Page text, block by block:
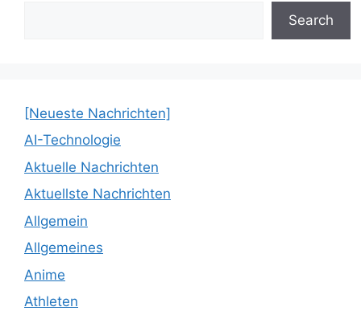
Search
[Neueste Nachrichten]
AI-Technologie
Aktuelle Nachrichten
Aktuellste Nachrichten
Allgemein
Allgemeines
Anime
Athleten